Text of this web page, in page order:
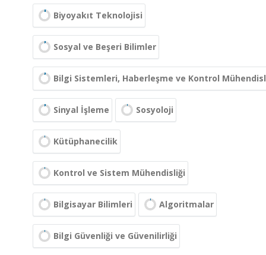
Biyoyakıt Teknolojisi
Sosyal ve Beşeri Bilimler
Bilgi Sistemleri, Haberleşme ve Kontrol
Sinyal İşleme Sosyoloji
Kütüphanecilik
Kontrol ve Sistem Mühendisliği
Bilgisayar Bilimleri Algoritmalar
Bilgi Güvenliği ve Güvenilirliği